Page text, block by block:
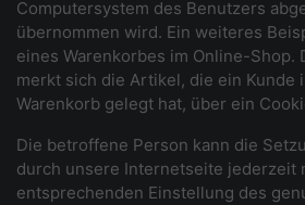
Computersystem des Benutzers
übernommen wird. Ein weiteres
eines Warenkorbes im Online-Shop.
merkt sich die Artikel, die ein Kunde
Warenkorb gelegt hat, über ein
Die betroffene Person kann die
durch unsere Internetseite jederzeit
entsprechenden Einstellung des